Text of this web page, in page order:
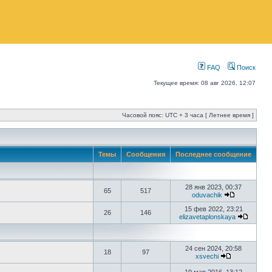
FAQ Поиск
Текущее время: 08 авг 2026, 12:07
Часовой пояс: UTC + 3 часа [ Летнее время ]
Темы Сообщения Последнее сообщение
65 517
28 янв 2023, 00:37
oduvachik
26 146
15 фев 2022, 23:21
elizavetaplonskaya
18 97
24 сен 2024, 20:58
xsvechi